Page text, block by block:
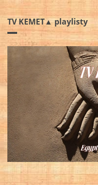
TV KEMET▲ playlisty